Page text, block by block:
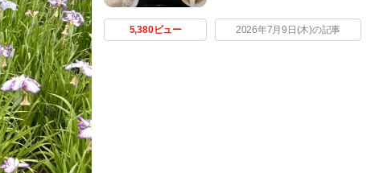
5,380ビュー 2026年7月9日(木)の記事